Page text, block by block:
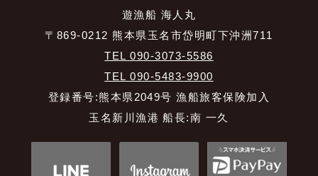
遊漁船 海人丸
〒869-0212 熊本県玉名市岱明町下沖洲711
TEL 090-3073-5586
TEL 090-5483-9900
登録番号:熊本県2049号 漁船旅客保険加入
玉名新川漁港 船長:南 一久